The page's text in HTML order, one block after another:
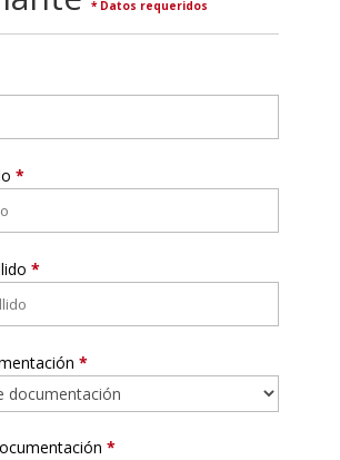
* Datos requeridos
*
*
*
*